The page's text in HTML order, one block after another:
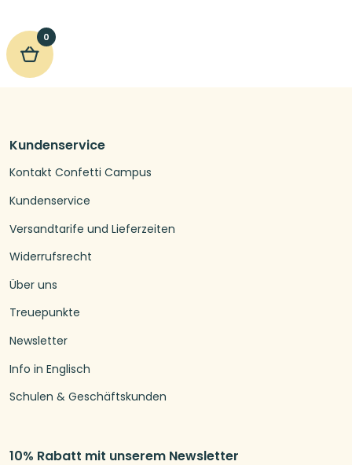
0
Kundenservice
Kontakt Confetti Campus
Kundenservice
Versandtarife und Lieferzeiten
Widerrufsrecht
Über uns
Treuepunkte
Newsletter
Info in Englisch
Schulen & Geschäftskunden
10% Rabatt mit unserem Newsletter